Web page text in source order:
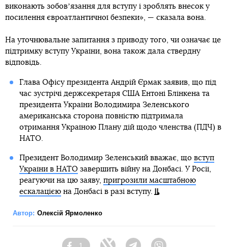
виконають зобовʼязання для вступу і зроблять внесок у
посилення євроатлантичної безпеки», — сказала вона.
На уточнювальне запитання з приводу того, чи означає це
підтримку вступу України, вона також дала ствердну
відповідь.
Глава Офісу президента Андрій Єрмак заявив, що під
час зустрічі держсекретаря США Ентоні Блінкена та
президента України Володимира Зеленського
американська сторона повністю підтримала
отримання Україною Плану дій щодо членства (ПДЧ) в
НАТО.
Президент Володимир Зеленський вважає, що вступ
України в НАТОзавершить війну на Донбасі. У Росії,
реагуючи на цю заяву, пригрозили масштабною
ескалацієюна Донбасі в разі вступу.
Автор: Олексій Ярмоленко